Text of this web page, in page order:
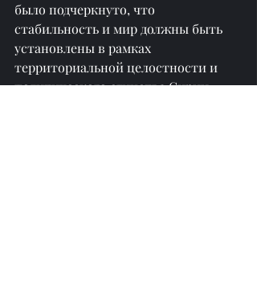
было подчеркнуто, что
стабильность и мир должны быть
установлены в рамках
территориальной целостности и
политического единства Сирии.